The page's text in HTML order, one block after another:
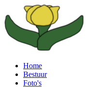
Home
Bestuur
Foto's